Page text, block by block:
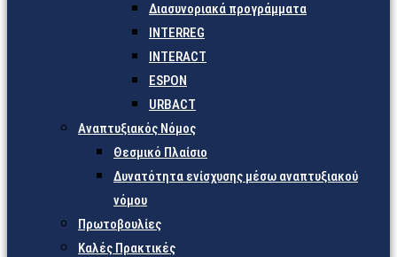
Διασυνοριακά προγράμματα
INTERREG
INTERACT
ESPON
URBACT
Αναπτυξιακός Νόμος
Θεσμικό Πλαίσιο
Δυνατότητα ενίσχυσης μέσω αναπτυξιακού
νόμου
Πρωτοβουλίες
Καλές Πρακτικές